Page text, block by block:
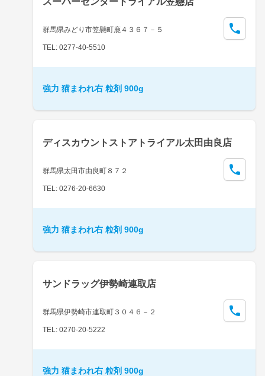
群馬県みどり市笠懸町鹿４３６７－５
TEL: 0277-40-5510
強力 猫まわれ右 粒剤 900g
ディスカウントストアトライアル太田由良店
群馬県太田市由良町８７２
TEL: 0276-20-6630
強力 猫まわれ右 粒剤 900g
サンドラッグ伊勢崎連取店
群馬県伊勢崎市連取町３０４６－２
TEL: 0270-20-5222
強力 猫まわれ右 粒剤 900g